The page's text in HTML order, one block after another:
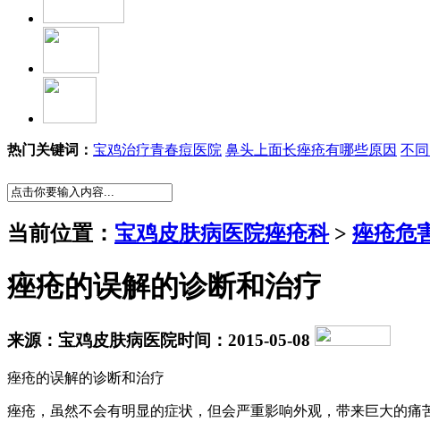
热门关键词： 宝鸡治疗青春痘医院 鼻头上面长痤疮有哪些原因 不
当前位置： 宝鸡皮肤病医院痤疮科> 痤疮危
痤疮的误解的诊断和治疗
来源：宝鸡皮肤病医院时间：2015-05-08
痤疮的误解的诊断和治疗
痤疮，虽然不会有明显的症状，但会严重影响外观，带来巨大的